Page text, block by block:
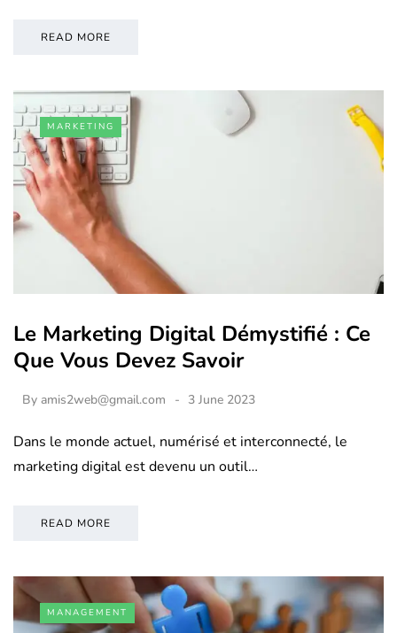
READ MORE
MARKETING
Le Marketing Digital Démystifié : Ce
Que Vous Devez Savoir
By amis2web@gmail.com 3 June 2023
Dans le monde actuel, numérisé et interconnecté, le
marketing digital est devenu un outil…
READ MORE
MANAGEMENT